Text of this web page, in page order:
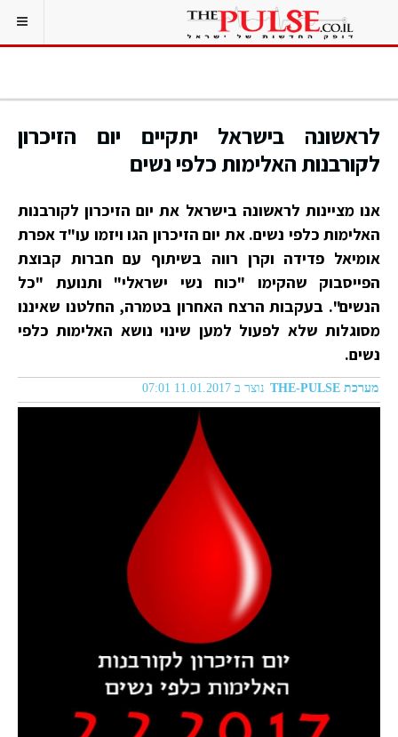
לראשונה בישראל יתקיים יום הזיכרון
לקורבנות האלימות כלפי נשים
אנו מציינות לראשונה בישראל את יום הזיכרון לקורבנות
האלימות כלפי נשים. את יום הזיכרון הגו ויזמו עו"ד אפרת
אומיאל פדידה וקרן רווה בשיתוף עם חברות קבוצת
הפייסבוק שהקימו "כוח נשי ישראלי" ותנועת "כל
הנשים". בעקבות הרצח האחרון בטמרה, החלטנו שאיננו
מסוגלות שלא לפעול למען שינוי נושא האלימות כלפי
נשים.
מערכת THE-PULSE נוצר ב 11.01.2017 07:01